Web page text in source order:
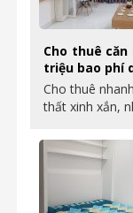
Cho thuê
triệu bao phí
Cho thuê
thất xinh xắn,